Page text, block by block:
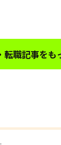
転職記事をも